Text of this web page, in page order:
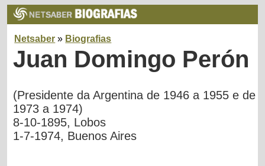
Netsaber » Biografias
Juan Domingo Perón
(Presidente da Argentina de 1946 a 1955 e de
1973 a 1974)
8-10-1895, Lobos
1-7-1974, Buenos Aires